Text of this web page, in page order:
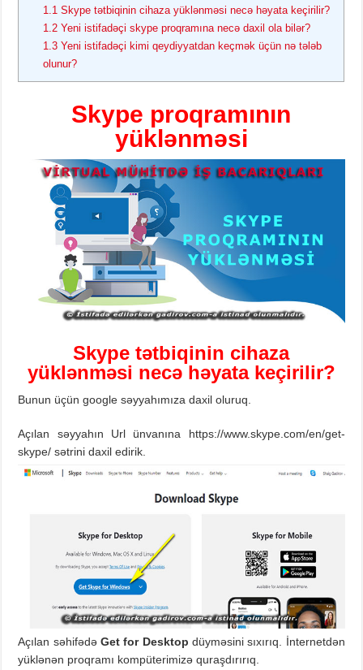
1.1 Skype tətbiqinin cihaza yüklənməsi necə həyata keçirilir?
1.2 Yeni istifadəçi skype proqramına necə daxil ola bilər?
1.3 Yeni istifadəçi kimi qeydiyyatdan keçmək üçün nə tələb
olunur?
Skype proqramının
yüklənməsi
Skype tətbiqinin cihaza
yüklənməsi necə həyata keçirilir?
Bunun üçün google səyyahımıza daxil oluruq.
Açılan səyyahın Url ünvanına https://www.skype.com/en/get-
skype/ sətrini daxil edirik.
Açılan səhifədə Get for Desktop düyməsini sıxırıq. İnternetdən
yüklənən proqramı kompüterimizə quraşdırırıq.